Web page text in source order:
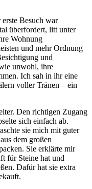
Besuch war
überfordert, litt unter
Wohnung
und mehr Ordnung
und
unwohl, ihre
Ich sah in ihr eine
voller Tränen – ein
Den richtigen Zugang
sich einfach ab.
sie mich mit guter
dem großen
Sie erklärte mir
für Steine hat und
Dafür hat sie extra